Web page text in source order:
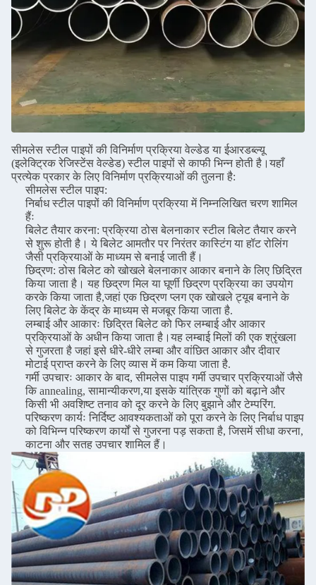
सीमलेस स्टील पाइपों की विनिर्माण प्रक्रिया वेल्डेड या ईआरडब्ल्यू
(इलेक्ट्रिक रेजिस्टेंस वेल्डेड) स्टील पाइपों से काफी भिन्न होती है।यहाँ
प्रत्येक प्रकार के लिए विनिर्माण प्रक्रियाओं की तुलना है:
सीमलेस स्टील पाइप:
निर्बाध स्टील पाइपों की विनिर्माण प्रक्रिया में निम्नलिखित चरण शामिल
हैंः
बिलेट तैयार करना: प्रक्रिया ठोस बेलनाकार स्टील बिलेट तैयार करने
से शुरू होती है। ये बिलेट आमतौर पर निरंतर कास्टिंग या हॉट रोलिंग
जैसी प्रक्रियाओं के माध्यम से बनाई जाती हैं।
छिद्रण: ठोस बिलेट को खोखले बेलनाकार आकार बनाने के लिए छिद्रित
किया जाता है। यह छिद्रण मिल या घूर्णी छिद्रण प्रक्रिया का उपयोग
करके किया जाता है,जहां एक छिद्रण प्लग एक खोखले ट्यूब बनाने के
लिए बिलेट के केंद्र के माध्यम से मजबूर किया जाता है.
लम्बाई और आकारः छिद्रित बिलेट को फिर लम्बाई और आकार
प्रक्रियाओं के अधीन किया जाता है।यह लम्बाई मिलों की एक श्रृंखला
से गुजरता है जहां इसे धीरे-धीरे लम्बा और वांछित आकार और दीवार
मोटाई प्राप्त करने के लिए व्यास में कम किया जाता है.
गर्मी उपचारः आकार के बाद, सीमलेस पाइप गर्मी उपचार प्रक्रियाओं जैसे
कि annealing, सामान्यीकरण,या इसके यांत्रिक गुणों को बढ़ाने और
किसी भी अवशिष्ट तनाव को दूर करने के लिए बुझाने और टेम्परिंग.
परिष्करण कार्यः निर्दिष्ट आवश्यकताओं को पूरा करने के लिए निर्बाध पाइप
को विभिन्न परिष्करण कार्यों से गुजरना पड़ सकता है, जिसमें सीधा करना,
काटना और सतह उपचार शामिल हैं।